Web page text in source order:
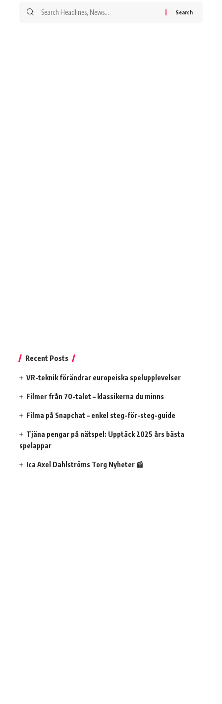
Recent Posts
VR-teknik förändrar europeiska spelupplevelser
Filmer från 70-talet – klassikerna du minns
Filma på Snapchat – enkel steg-för-steg-guide
Tjäna pengar på nätspel: Upptäck 2025 års bästa
spelappar
Ica Axel Dahlströms Torg Nyheter 📰